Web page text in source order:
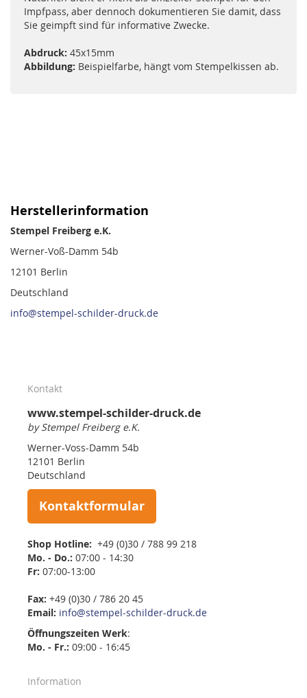
Impfpass, aber dennoch dokumentieren Sie damit, dass
Sie geimpft sind für informative Zwecke.
Abdruck: 45x15mm
Abbildung: Beispielfarbe, hängt vom Stempelkissen ab.
Herstellerinformation
Stempel Freiberg e.K.
Werner-Voß-Damm 54b
12101 Berlin
Deutschland
info@stempel-schilder-druck.de
Kontakt
www.stempel-schilder-druck.de
by Stempel Freiberg e.K.
Werner-Voss-Damm 54b
12101 Berlin
Deutschland
Kontaktformular
Shop Hotline: +49 (0)30 / 788 99 218
Mo. - Do.: 07:00 - 14:30
Fr: 07:00-13:00
Fax: +49 (0)30 / 786 20 45
Email: info@stempel-schilder-druck.de
Öffnungszeiten Werk:
Mo. - Fr.: 09:00 - 16:45
Information